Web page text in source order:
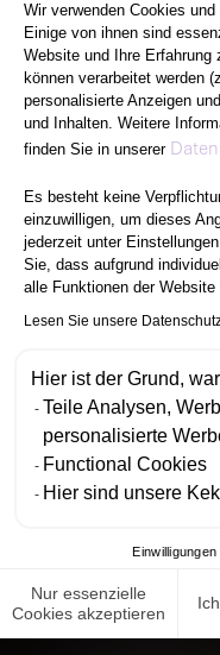
Wir verwenden Cookies
Einige von ihnen sind
Website und Ihre Erfahrung
können verarbeitet werden
personalisierte Anzeigen
und Inhalten. Weitere
finden Sie in unserer
Es besteht keine
einzuwilligen, um dieses
jederzeit unter
Sie, dass aufgrund
alle Funktionen der Website
Lesen Sie unsere
Hier ist der Grund,
Teile Analysen,
personalisierte
Functional Cookies
Hier sind unsere
Nur essenzielle
Cookies akzeptieren